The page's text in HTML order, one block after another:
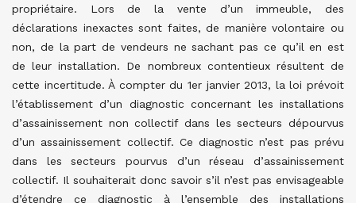
propriétaire. Lors de la vente d’un immeuble, des
déclarations inexactes sont faites, de manière volontaire ou
non, de la part de vendeurs ne sachant pas ce qu’il en est
de leur installation. De nombreux contentieux résultent de
cette incertitude. À compter du 1er janvier 2013, la loi prévoit
l’établissement d’un diagnostic concernant les installations
d’assainissement non collectif dans les secteurs dépourvus
d’un assainissement collectif. Ce diagnostic n’est pas prévu
dans les secteurs pourvus d’un réseau d’assainissement
collectif. Il souhaiterait donc savoir s’il n’est pas envisageable
d’étendre ce diagnostic à l’ensemble des installations